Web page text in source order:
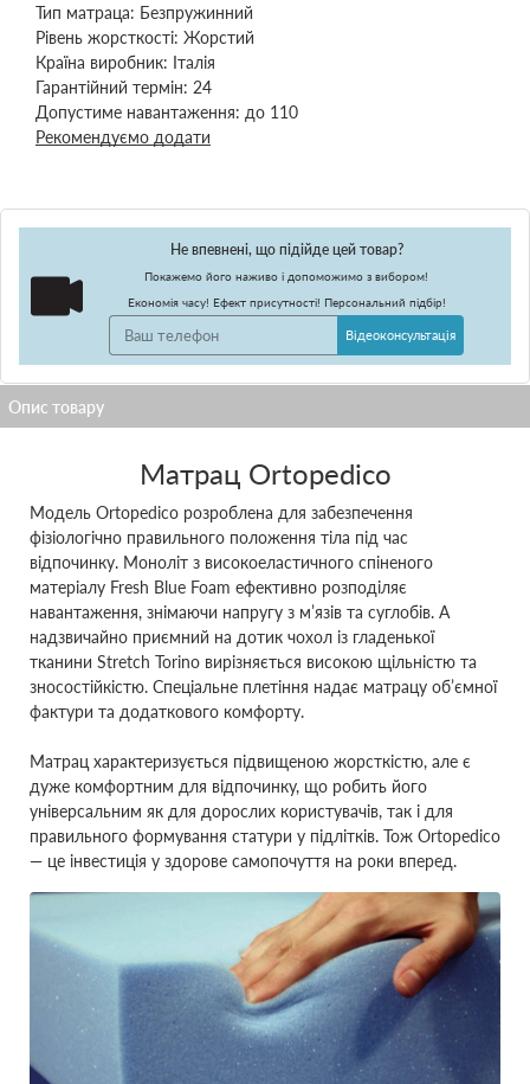
Тип матраца: Безпружинний
Рівень жорсткості: Жорстий
Країна виробник: Італія
Гарантійний термін: 24
Допустиме навантаження: до 110
Рекомендуємо додати
Не впевнені, що підійде цей товар?
Покажемо його наживо і допоможимо з вибором!
Економія часу! Ефект присутності! Персональний підбір!
Відеоконсультація
Матрац Ortopedico
Модель Ortopedico розроблена для забезпечення
фізіологічно правильного положення тіла під час
відпочинку. Моноліт з високоеластичного спіненого
матеріалу Fresh Blue Foam ефективно розподіляє
навантаження, знімаючи напругу з м’язів та суглобів. А
надзвичайно приємний на дотик чохол із гладенької
тканини Stretch Torino вирізняється високою щільністю та
зносостійкістю. Спеціальне плетіння надає матрацу об’ємної
фактури та додаткового комфорту.
Матрац характеризується підвищеною жорсткістю, але є
дуже комфортним для відпочинку, що робить його
універсальним як для дорослих користувачів, так і для
правильного формування статури у підлітків. Тож Ortopedico
— це інвестиція у здорове самопочуття на роки вперед.